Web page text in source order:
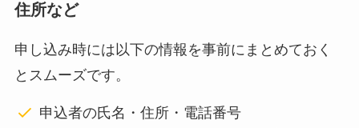
住所など
申し込み時には以下の情報を事前にまとめておく
とスムーズです。
申込者の氏名・住所・電話番号